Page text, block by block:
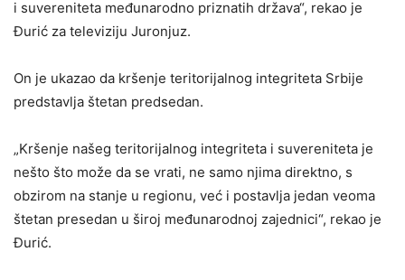
i suvereniteta međunarodno priznatih država“, rekao je
Đurić za televiziju Juronjuz.
On je ukazao da kršenje teritorijalnog integriteta Srbije
predstavlja štetan predsedan.
„Kršenje našeg teritorijalnog integriteta i suvereniteta je
nešto što može da se vrati, ne samo njima direktno, s
obzirom na stanje u regionu, već i postavlja jedan veoma
štetan presedan u široj međunarodnoj zajednici“, rekao je
Đurić.